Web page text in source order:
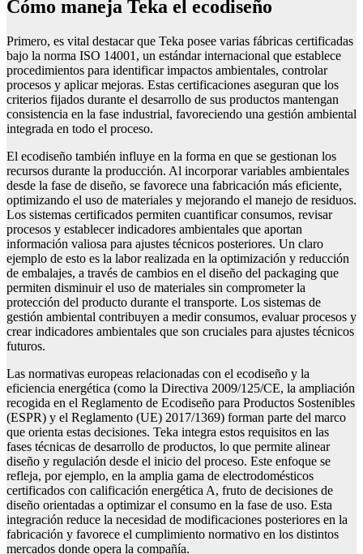
Cómo maneja Teka el ecodiseño
Primero, es vital destacar que Teka posee varias fábricas certificadas
bajo la norma ISO 14001, un estándar internacional que establece
procedimientos para identificar impactos ambientales, controlar
procesos y aplicar mejoras. Estas certificaciones aseguran que los
criterios fijados durante el desarrollo de sus productos mantengan
consistencia en la fase industrial, favoreciendo una gestión ambiental
integrada en todo el proceso.
El ecodiseño también influye en la forma en que se gestionan los
recursos durante la producción. Al incorporar variables ambientales
desde la fase de diseño, se favorece una fabricación más eficiente,
optimizando el uso de materiales y mejorando el manejo de residuos.
Los sistemas certificados permiten cuantificar consumos, revisar
procesos y establecer indicadores ambientales que aportan
información valiosa para ajustes técnicos posteriores. Un claro
ejemplo de esto es la labor realizada en la optimización y reducción
de embalajes, a través de cambios en el diseño del packaging que
permiten disminuir el uso de materiales sin comprometer la
protección del producto durante el transporte. Los sistemas de
gestión ambiental contribuyen a medir consumos, evaluar procesos y
crear indicadores ambientales que son cruciales para ajustes técnicos
futuros.
Las normativas europeas relacionadas con el ecodiseño y la
eficiencia energética (como la Directiva 2009/125/CE, la ampliación
recogida en el Reglamento de Ecodiseño para Productos Sostenibles
(ESPR) y el Reglamento (UE) 2017/1369) forman parte del marco
que orienta estas decisiones. Teka integra estos requisitos en las
fases técnicas de desarrollo de productos, lo que permite alinear
diseño y regulación desde el inicio del proceso. Este enfoque se
refleja, por ejemplo, en la amplia gama de electrodomésticos
certificados con calificación energética A, fruto de decisiones de
diseño orientadas a optimizar el consumo en la fase de uso. Esta
integración reduce la necesidad de modificaciones posteriores en la
fabricación y favorece el cumplimiento normativo en los distintos
mercados donde opera la compañía.